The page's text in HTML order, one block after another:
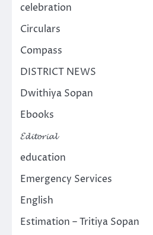
celebration
Circulars
Compass
DISTRICT NEWS
Dwithiya Sopan
Ebooks
𝓔𝓭𝓲𝓽𝓸𝓻𝓲𝓪𝓵
education
Emergency Services
English
Estimation – Tritiya Sopan